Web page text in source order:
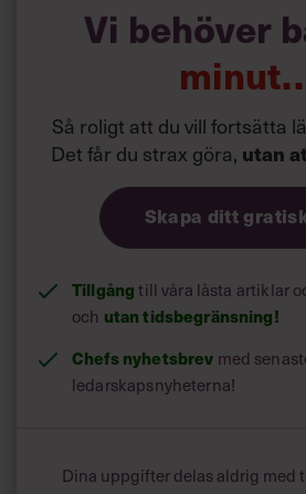
Vi behöver
Så roligt att du vill fortsätta
Det får du strax göra, utan
Skapa ditt
Tillgångtill våra låsta artiklar
och utan tidsbegränsning!
Chefs nyhetsbrev med
ledarskapsnyheterna!
Dina uppgifter delas aldrig med